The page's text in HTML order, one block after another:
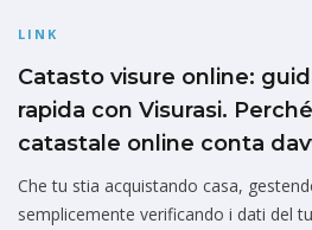
LINK
Catasto visure online:
rapida con Visurasi.
catastale online conta
Che tu stia acquistando casa,
semplicemente verificando i dati del